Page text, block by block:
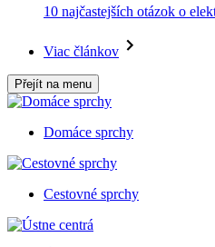
10 najčastejších otázok o
Viac článkov
Přejít na menu
Domáce sprchy
Cestovné sprchy